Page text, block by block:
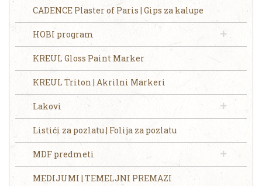
CADENCE Plaster of Paris | Gips za kalupe
HOBI program
KREUL Gloss Paint Marker
KREUL Triton | Akrilni Markeri
Lakovi
Listići za pozlatu | Folija za pozlatu
MDF predmeti
MEDIJUMI | TEMELJNI PREMAZI